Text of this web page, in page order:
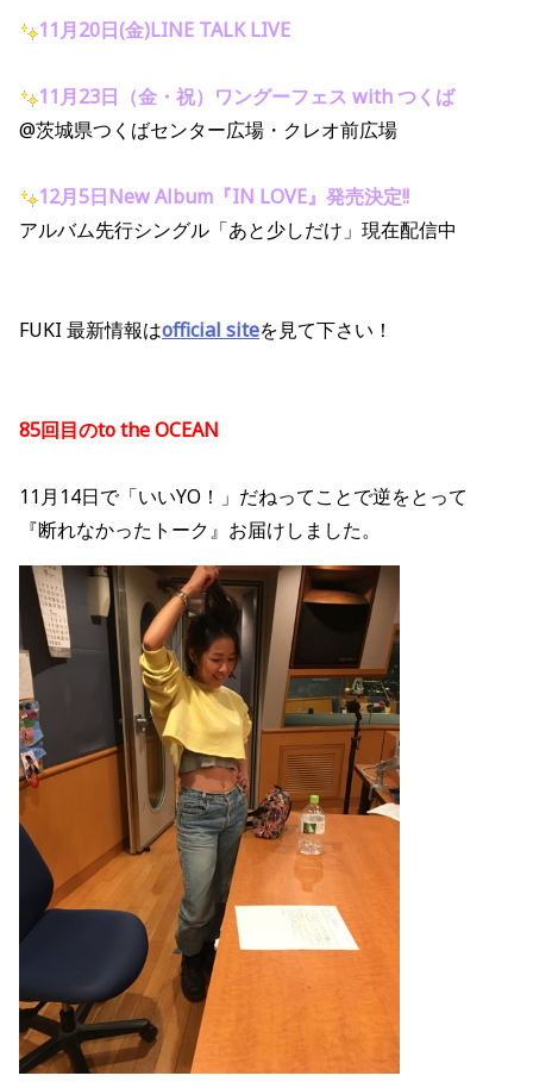
11月20日(金)LINE TALK LIVE
11月23日（金・祝） ワングーフェス with つくば
@茨城県つくばセンター広場・クレオ前広場
12月5日New Album『IN LOVE』発売決定!!
アルバム先行シングル「あと少しだけ」現在配信中
FUKI 最新情報はofficial siteを見て下さい！
85回目のto the OCEAN
11月14日で「いいYO！」だねってことで逆をとって
『断れなかったトーク』お届けしました。